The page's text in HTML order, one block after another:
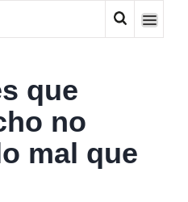
que
no
mal que